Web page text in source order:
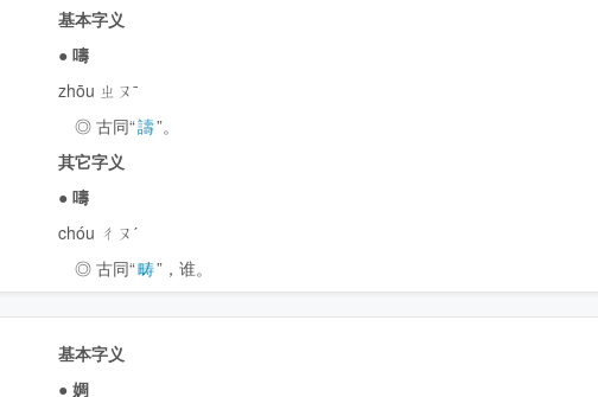
基本字义
●嚋
zhōu ㄓㄡˉ
◎ 古同“譸”。
其它字义
●嚋
chóu ㄔㄡˊ
◎ 古同“畴”，谁。
基本字义
●婤